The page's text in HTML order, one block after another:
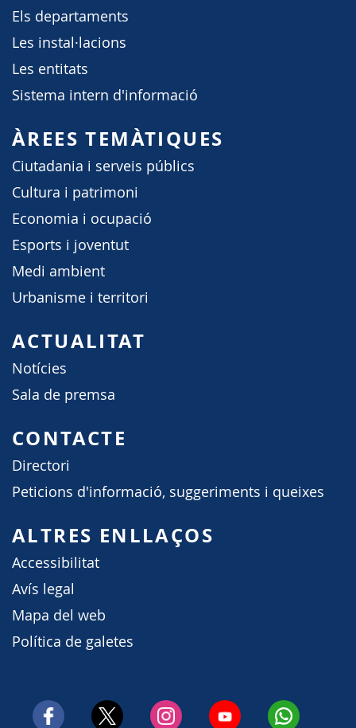
Els departaments
Les instal·lacions
Les entitats
Sistema intern d'informació
ÀREES TEMÀTIQUES
Ciutadania i serveis públics
Cultura i patrimoni
Economia i ocupació
Esports i joventut
Medi ambient
Urbanisme i territori
ACTUALITAT
Notícies
Sala de premsa
CONTACTE
Directori
Peticions d'informació, suggeriments i queixes
ALTRES ENLLAÇOS
Accessibilitat
Avís legal
Mapa del web
Política de galetes